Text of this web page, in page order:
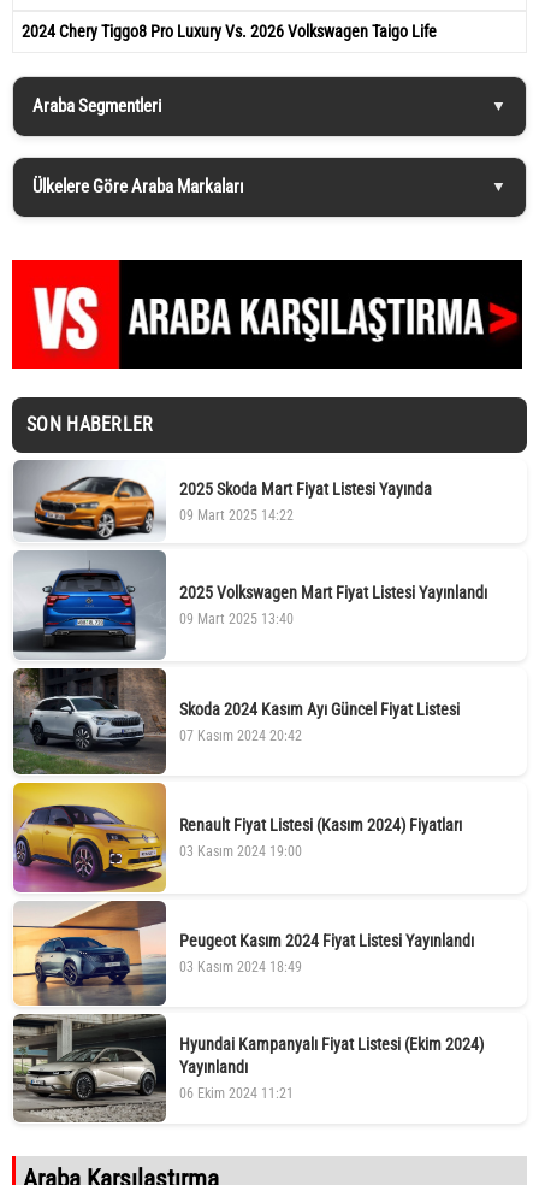
2024 Chery Tiggo8 Pro Luxury Vs. 2026 Volkswagen Taigo Life
Araba Segmentleri
Ülkelere Göre Araba Markaları
SON HABERLER
2025 Skoda Mart Fiyat Listesi Yayında
09 Mart 2025 14:22
2025 Volkswagen Mart Fiyat Listesi Yayınlandı
09 Mart 2025 13:40
Skoda 2024 Kasım Ayı Güncel Fiyat Listesi
07 Kasım 2024 20:42
Renault Fiyat Listesi (Kasım 2024) Fiyatları
03 Kasım 2024 19:00
Peugeot Kasım 2024 Fiyat Listesi Yayınlandı
03 Kasım 2024 18:49
Hyundai Kampanyalı Fiyat Listesi (Ekim 2024)
Yayınlandı
06 Ekim 2024 11:21
Araba Karşılaştırma